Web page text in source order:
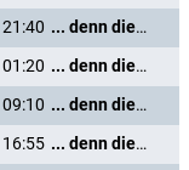
21:40
... denn die Musik und die Liebe in Tirol
01:20
... denn die Musik und die Liebe in Tirol
09:10
... denn die Musik und die Liebe in Tirol
16:55 ... denn die Musik und die Liebe in Tirol